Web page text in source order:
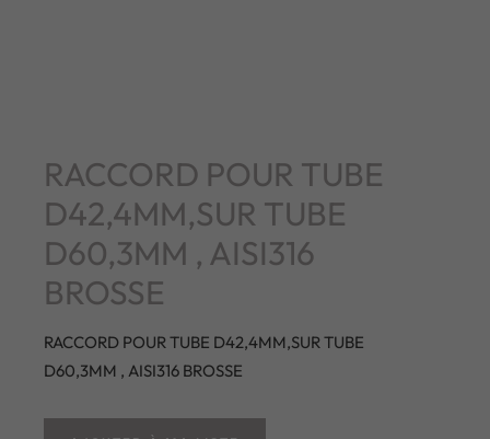
RACCORD POUR TUBE
D42,4MM,SUR TUBE
D60,3MM , AISI316
BROSSE
RACCORD POUR TUBE D42,4MM,SUR TUBE
D60,3MM , AISI316 BROSSE